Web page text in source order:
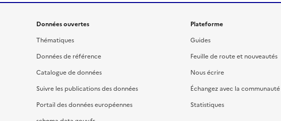
Données ouvertes
Thématiques
Données de référence
Catalogue de données
Suivre les publications des données
Portail des données européennes
Plateforme
Guides
Feuille de route et nouveautés
Nous écrire
Échangez avec la communauté
Statistiques